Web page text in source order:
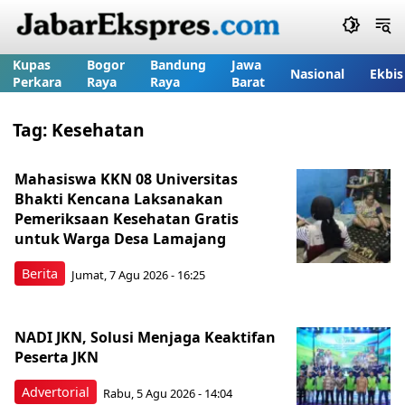
Kupas
Perkara
Bogor
Raya
Bandung
Raya
Jawa
Barat
Nasional Ekbis
Tag: Kesehatan
Berita
Mahasiswa KKN 08 Universitas
Bhakti Kencana Laksanakan
Pemeriksaan Kesehatan Gratis
untuk Warga Desa Lamajang
Jumat, 7 Agu 2026 - 16:25
Advertorial
NADI JKN, Solusi Menjaga Keaktifan
Peserta JKN
Rabu, 5 Agu 2026 - 14:04